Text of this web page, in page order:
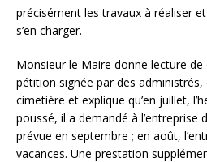
précisément les travaux à réaliser
s’en charger.
Monsieur le Maire donne lecture
pétition signée par des administrés,
cimetière et explique qu’en juillet,
poussé, il a demandé à l’entreprise
prévue en septembre ; en août,
vacances. Une prestation